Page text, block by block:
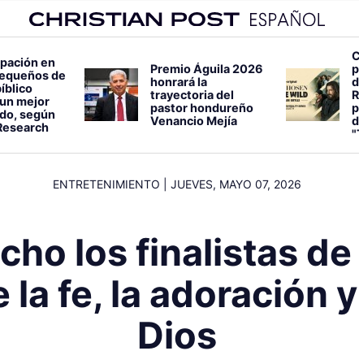
en
de
mejor
según
Premio Águila 2026
honrará la
trayectoria del
pastor hondureño
Venancio Mejía
ENTRETENIMIENTO JUEVES, MAYO 07, 2026
los finalistas
la fe, la adoración
Dios